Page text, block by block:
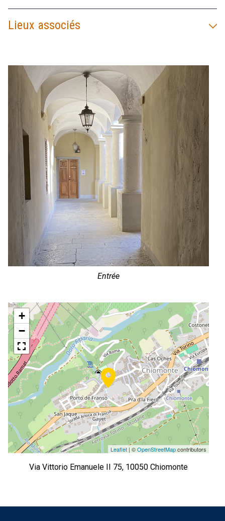
Entrée
+
−
Leaflet| ©OpenStreetMapcontributors
Via Vittorio Emanuele II 75, 10050 Chiomonte
Lieux associés